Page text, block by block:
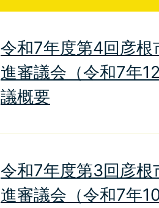
令和7年度第4回彦根
進審議会（令和7年
議概要
令和7年度第3回彦根
進審議会（令和7年